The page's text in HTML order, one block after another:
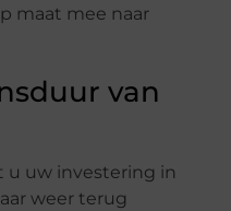
maat mee naar
van
u uw investering in
weer terug